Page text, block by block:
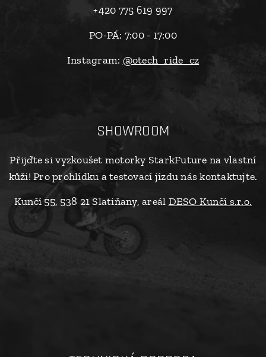
+420 775 619 997
PO-PÁ: 7:00 - 17:00
Instagram: @otech_ride_cz
SHOWROOM
Přijďte si vyzkoušet motorky StarkFuture na vlastní
kůži! Pro prohlídku a testovací jízdu nás kontaktujte.
Kunčí 55, 538 21 Slatiňany, areál DESO Kunčí s.r.o.